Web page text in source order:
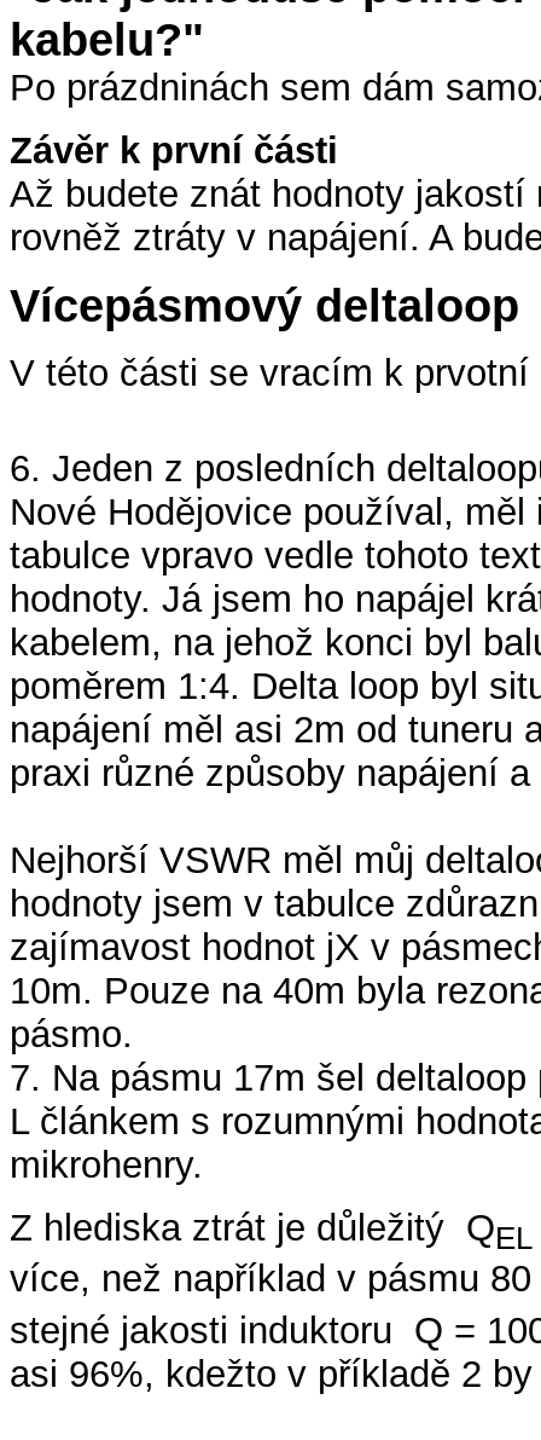
kabelu?"
Po prázdninách sem dám
Závěr k první části
Až budete znát hodnoty
rovněž ztráty v napájení. A
Vícepásmový deltaloop
V této části se vracím k
6. Jeden z posledních
Nové Hodějovice používal,
tabulce vpravo vedle tohoto
hodnoty. Já jsem ho napájel
kabelem, na jehož konci byl
poměrem 1:4. Delta loop byl
napájení měl asi 2m od tuneru
praxi různé způsoby napájení
Nejhorší VSWR měl můj
hodnoty jsem v tabulce
zajímavost hodnot jX v
10m. Pouze na 40m byla
pásmo.
7. Na pásmu 17m šel
L článkem s rozumnými
mikrohenry.
Z hlediska ztrát je důležitý QEL
více, než například v pásmu
stejné jakosti induktoru Q =
asi 96%, kdežto v příkladě 2